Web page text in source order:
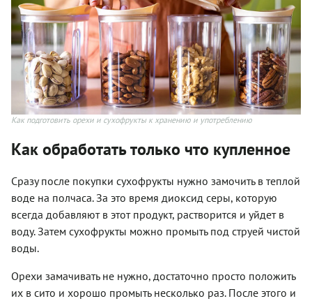
Как подготовить орехи и сухофрукты к хранению и употреблению
Как обработать только что купленное
Сразу после покупки сухофрукты нужно замочить в теплой
воде на полчаса. За это время диоксид серы, которую
всегда добавляют в этот продукт, растворится и уйдет в
воду. Затем сухофрукты можно промыть под струей чистой
воды.
Орехи замачивать не нужно, достаточно просто положить
их в сито и хорошо промыть несколько раз. После этого и